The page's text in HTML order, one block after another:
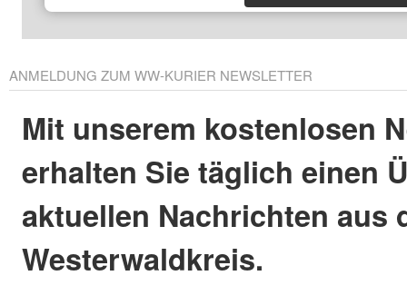
ANMELDUNG ZUM WW-KURIER NEWSLETTER
Mit unserem kostenlosen
erhalten Sie täglich einen
aktuellen Nachrichten aus
Westerwaldkreis.